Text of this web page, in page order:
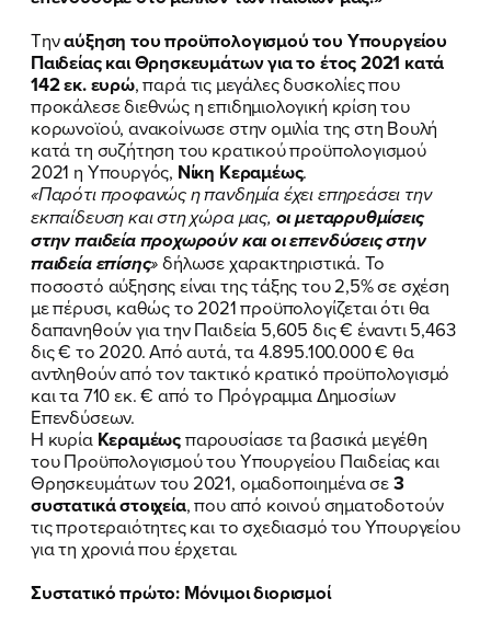
Τηναύξηση του προϋπολογισμού του Υπουργείου
Παιδείας και Θρησκευμάτων για το έτος 2021 κατά
142 εκ. ευρώ, παρά τις μεγάλες δυσκολίες που
προκάλεσε διεθνώς η επιδημιολογική κρίση του
κορωνοϊού, ανακοίνωσε στην ομιλία της στη Βουλή
κατά τη συζήτηση του κρατικού προϋπολογισμού
2021 η Υπουργός, Νίκη Κεραμέως.
«Παρότι προφανώς η πανδημία έχει επηρεάσει την
εκπαίδευση και στη χώρα μας, οι μεταρρυθμίσεις
στην παιδεία προχωρούνκαι οι επενδύσεις στην
παιδεία επίσης»δήλωσε χαρακτηριστικά. Το
ποσοστό αύξησης είναι της τάξης του 2,5% σε σχέση
με πέρυσι, καθώς το 2021 προϋπολογίζεται ότι θα
δαπανηθούν για την Παιδεία 5,605 δις € έναντι 5,463
δις € το 2020. Από αυτά, τα 4.895.100.000 € θα
αντληθούν από τον τακτικό κρατικό προϋπολογισμό
και τα 710 εκ. € από το Πρόγραμμα Δημοσίων
Επενδύσεων.
Η κυρία Κεραμέωςπαρουσίασε τα βασικά μεγέθη
του Προϋπολογισμού του Υπουργείου Παιδείας και
Θρησκευμάτων του 2021, ομαδοποιημένα σε3
συστατικά στοιχεία, που από κοινού σηματοδοτούν
τις προτεραιότητες και το σχεδιασμό του Υπουργείου
για τη χρονιά που έρχεται.
Συστατικό πρώτο: Μόνιμοι διορισμοί
ΥΠΟΒΟΛΗ
ΥΠΟΒΟΛΗ